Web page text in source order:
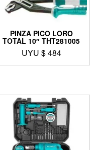
PINZA PICO LORO
TOTAL 10″ THT281005
UYU $484